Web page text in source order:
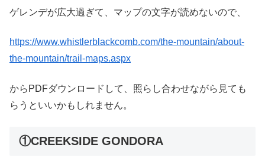
ゲレンデが広大過ぎて、マップの文字が読めないので、
https://www.whistlerblackcomb.com/the-mountain/about-
the-mountain/trail-maps.aspx
からPDFダウンロードして、照らし合わせながら見ても
らうといいかもしれません。
①CREEKSIDE GONDORA